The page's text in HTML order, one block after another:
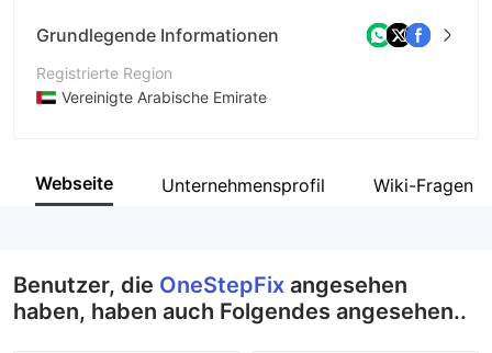
Grundlegende Informationen
Registrierte Region
Vereinigte Arabische Emirate
Unternehmen
Webseite Unternehmensprofil Wiki-Fragen
Benutzer, die OneStepFix angesehen
haben, haben auch Folgendes angesehen..